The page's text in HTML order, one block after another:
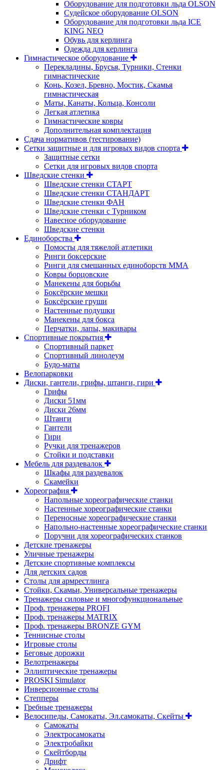
Оборудование для подготовки льда OLSON
Судейское оборудование OLSON
Оборудование для подготовки льда ICE
KING NEO
Обувь для керлинга
Одежда для керлинга
Гимнастическое оборудование
Перекладины, Брусья, Турники, Стенки
гимнастические
Конь, Козел, Бревно, Мостик, Скамья
гимнастическая
Маты, Канаты, Кольца, Консоли
Легкая атлетика
Гимнастические ковры
Дополнительная комплектация
Сдача нормативов (тестирование)
Сетки защитные и для игровых видов спорта
Защитные сетки
Сетки для игровых видов спорта
Шведские стенки
Шведские стенки СТАРТ
Шведские стенки СТАНДАРТ
Шведские стенки ФАН
Шведские стенки с Турником
Навесное оборудование
Шведские стенки
Единоборства
Помосты для тяжелой атлетики
Ринги боксерские
Ринги для смешанных единоборств ММА
Ковры борцовские
Манекены для борьбы
Боксёрские мешки
Боксёрские груши
Настенные подушки
Манекены для бокса
Перчатки, лапы, макивары
Спортивные покрытия
Спортивный паркет
Спортивный линолеум
Будо-маты
Велопарковки
Диски, гантели, грифы, штанги, гири
Грифы
Диски 51мм
Диски 26мм
Штанги
Гантели
Гири
Ручки для тренажеров
Стойки и подставки
Мебель для раздевалок
Шкафы для раздевалок
Скамейки
Хореография
Напольные хореографические станки
Настенные хореографические станки
Переносные хореографические станки
Напольно-настенные хореографические станки
Поручни для хореографических станков
Детские тренажеры
Уличные тренажеры
Детские спортивные комплексы
Для детских садов
Столы для армрестлинга
Стойки, Скамьи, Универсальные тренажеры
Тренажеры силовые и многофункциональные
Проф. тренажеры PROFI
Проф. тренажеры MATRIX
Проф. тренажеры BRONZE GYM
Теннисные столы
Игровые столы
Беговые дорожки
Велотренажеры
Эллиптические тренажеры
PROSKI Simulator
Инверсионные столы
Степперы
Гребные тренажеры
Велосипеды, Самокаты, Эл.самокаты, Скейты
Самокаты
Электросамокаты
Электробайки
Скейтборды
Дрифт